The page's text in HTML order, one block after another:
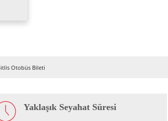
Otobüs Bileti
Yaklaşık Seyahat Süresi